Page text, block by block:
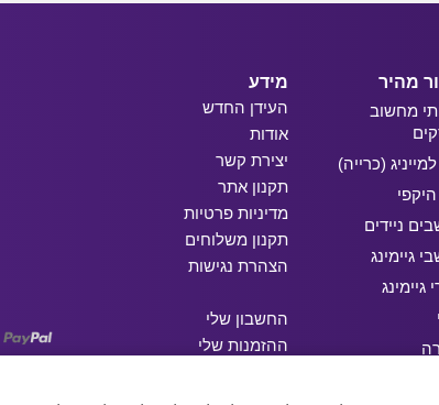
מהיר
מחשוב
למייניג (כרייה)
היקפי
ניידים
גיימינג
גיימינג
מידע
העידן החדש
אודות
יצירת קשר
תקנון אתר
מדיניות פרטיות
תקנון משלוחים
הצהרת נגישות
החשבון שלי
ההזמנות שלי